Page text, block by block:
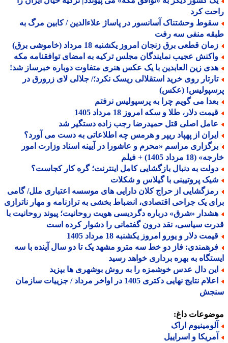
کرد
وحشتناک آسانسور در پاساژ علاءالدین / کابین مرگ به
منفی سه رفت
قطعی برق زنجان امروز یکشنبه 18 مرداد (خاموشی برق)
عجیب نمایندگان مجلس ترکیه به امضای توافقنامه مکه
زین العابدین با یک عکس هنری متفاوت دوباره خبرساز شد!
روی خرید استقلالی ریسک نکرد؛/ جلالی لای زرورق در
(عکس)
می گویم چرا به پرسپولیس نرفتم
دلار، طلا و سکه امروز 18 مرداد 1405
اصلی قتل حمیدرضا رجب زاده دستگیر شد
از پهپاد ریپر و هرمس چه اطلاعاتی به دست می آورد؟
مراسم «محرم و عاشورا در آیینه اسناد وزارت امور
مرداد 1405) + فیلم
به دنبال بازگشایی کامل اینترنت؛ گره کار کجاست؟
پروتیینی با گیلاس و شکلات
از حراج کلان دارایی های موسسه اعتباری ملل/ گامی
یک جراحی اقتصادی، انضباط بخشی به ترازنامه و مهار ناترازی
«شرق» درباره دگردیسی هویت روحانیت؛ پیوند روحانیت با
سیاسی، نقد درون گفتمانی را دشوار کرده است
دلار و یورو امروز یکشنبه 18 مرداد 1405
فاز دو خط سه مترو مشهد یک تا دو سال آینده با سه
به بهره برداری خواهد رسید
دال عدس خوشمزه را به روش بوشهری ها بپزید
اعلام نتایج نهایی دکتری 1405 در اواخر مرداد / جزییات سازمان
داغ:
اراک
و اسراییل